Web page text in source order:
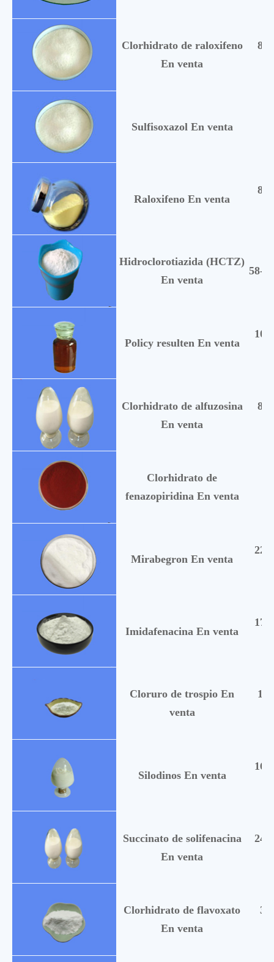
Clorhidrato de raloxifeno
En venta
Sulfisoxazol En venta
Raloxifeno En venta
Hidroclorotiazida (HCTZ)
En venta
58-
Policy resulten En venta
Clorhidrato de alfuzosina
En venta
Clorhidrato de
fenazopiridina En venta
Mirabegron En venta
Imidafenacina En venta
Cloruro de trospio En
venta
Silodinos En venta
Succinato de solifenacina
En venta
Clorhidrato de flavoxato
En venta